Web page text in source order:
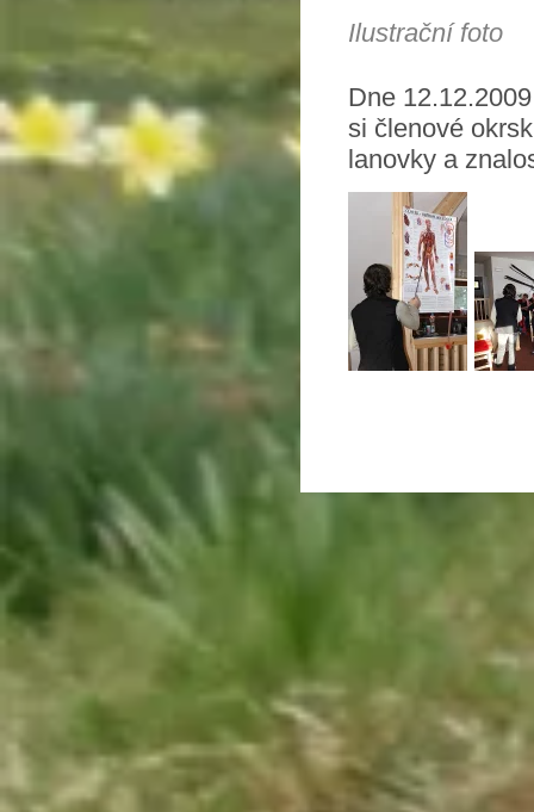
Ilustrační foto
Dne
si členové
lanovky a